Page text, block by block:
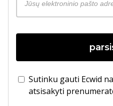
Sutinku gauti Ecwid
atsisakyti